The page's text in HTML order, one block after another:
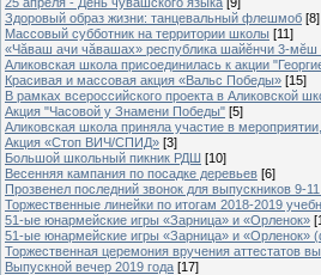
Здоровый образ жизни: танцевальный флешмоб [8]
Массовый субботник на территории школы [11]
«Чăваш ачи чăвашах» республика шайĕнчи 3-мĕш
Аликовская школа присоединилась к акции
Красивая и массовая акция «Вальс Победы» [15]
В рамках всероссийского проекта в Аликовской
Акция "Часовой у Знамени Победы" [5]
Аликовская школа приняла участие в
Акция «Стоп ВИЧ/СПИД» [3]
Большой школьный пикник РДШ [10]
Весенняя кампания по посадке деревьев [6]
Прозвенел последний звонок для выпускников 9-
Торжественные линейки по итогам 2018-2019
51-ые юнармейские игры «Зарница» и «Орленок»
51-ые юнармейские игры «Зарница» и «Орленок»
Торжественная церемония вручения аттестатов
Выпускной вечер 2019 года [17]